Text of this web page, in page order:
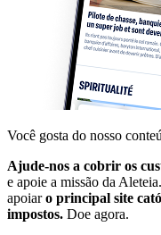
Você gosta do nosso
Ajude-nos a cobrir os
e apoie a missão da
apoiaro principal site
impostos. Doe agora.